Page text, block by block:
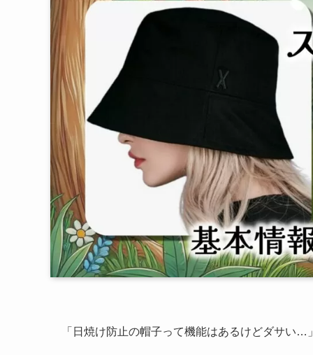
「日焼け防止の帽子って機能はあるけどダサい…